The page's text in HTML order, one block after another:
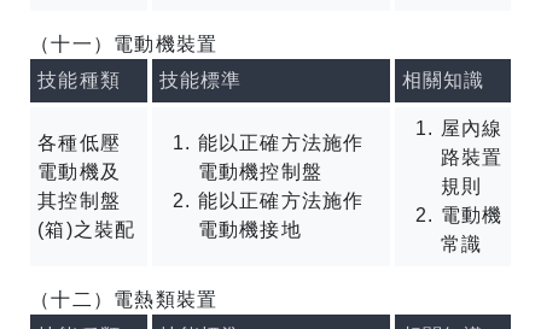
（十一）電動機裝置
技能種類
技能標準 相關知識
各種低壓
電動機及
其控制盤
(箱)之裝配
能以正確方法施作
電動機控制盤
能以正確方法施作
電動機接地
屋內線
路裝置
規則
電動機
常識
（十二）電熱類裝置